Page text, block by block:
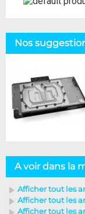
Nos
A voir dans la
Afficher tout les
Afficher tout les
Afficher tout les